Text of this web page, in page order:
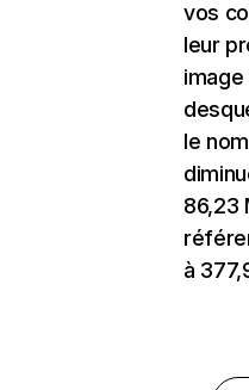
vos
leur
le
86,23
à